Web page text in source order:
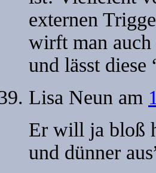
externen
wirft man auch
und lässt diese
Lisa Neun am
Er will ja bloß
und dünner